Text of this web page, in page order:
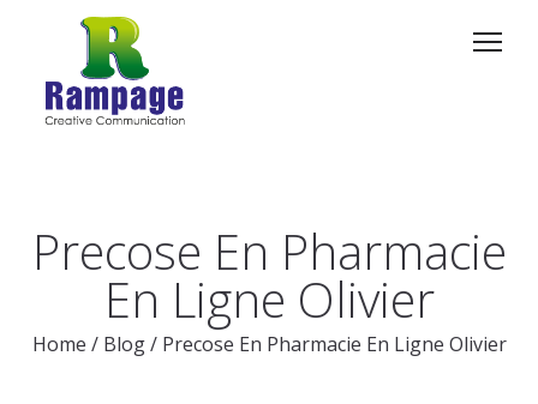
Precose En Pharmacie
En Ligne Olivier
Home / Blog /Precose En Pharmacie En Ligne Olivier